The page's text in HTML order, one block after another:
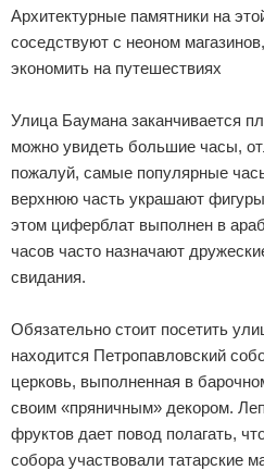
Архитектурные памятники на
соседствуют с неоном
экономить на путешествиях
Улица Баумана заканчивается
можно увидеть большие часы,
пожалуй, самые популярные
верхнюю часть украшают
этом циферблат выполнен в
часов часто назначают
свидания.
Обязательно стоит посетить
находится Петропавловский
церковь, выполненная в
своим «пряничным» декором.
фруктов дает повод полагать,
собора участвовали татарские